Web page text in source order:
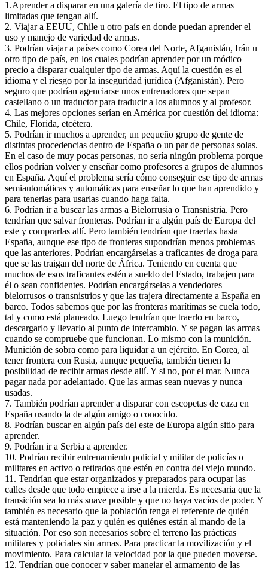
1.Aprender a disparar en una galería de tiro. El tipo de armas
limitadas que tengan allí.
2. Viajar a EEUU, Chile u otro país en donde puedan aprender el
uso y manejo de variedad de armas.
3. Podrían viajar a países como Corea del Norte, Afganistán, Irán u
otro tipo de país, en los cuales podrían aprender por un módico
precio a disparar cualquier tipo de armas. Aquí la cuestión es el
idioma y el riesgo por la inseguridad jurídica (Afganistán). Pero
seguro que podrían agenciarse unos entrenadores que sepan
castellano o un traductor para traducir a los alumnos y al profesor.
4. Las mejores opciones serían en América por cuestión del idioma:
Chile, Florida, etcétera.
5. Podrían ir muchos a aprender, un pequeño grupo de gente de
distintas procedencias dentro de España o un par de personas solas.
En el caso de muy pocas personas, no sería ningún problema porque
ellos podrían volver y enseñar como profesores a grupos de alumnos
en España. Aquí el problema sería cómo conseguir ese tipo de armas
semiautomáticas y automáticas para enseñar lo que han aprendido y
para tenerlas para usarlas cuando haga falta.
6. Podrían ir a buscar las armas a Bielorrusia o Transnistria. Pero
tendrían que salvar fronteras. Podrían ir a algún país de Europa del
este y comprarlas allí. Pero también tendrían que traerlas hasta
España, aunque ese tipo de fronteras supondrían menos problemas
que las anteriores. Podrían encargárselas a traficantes de droga para
que se las traigan del norte de África. Teniendo en cuenta que
muchos de esos traficantes estén a sueldo del Estado, trabajen para
él o sean confidentes. Podrían encargárselas a vendedores
bielorrusos o transnistrios y que las trajera directamente a España en
barco. Todos sabemos que por las fronteras marítimas se cuela todo,
tal y como está planeado. Luego tendrían que traerlo en barco,
descargarlo y llevarlo al punto de intercambio. Y se pagan las armas
cuando se compruebe que funcionan. Lo mismo con la munición.
Munición de sobra como para liquidar a un ejército. En Corea, al
tener frontera con Rusia, aunque pequeña, también tienen la
posibilidad de recibir armas desde allí. Y si no, por el mar. Nunca
pagar nada por adelantado. Que las armas sean nuevas y nunca
usadas.
7. También podrían aprender a disparar con escopetas de caza en
España usando la de algún amigo o conocido.
8. Podrían buscar en algún país del este de Europa algún sitio para
aprender.
9. Podrían ir a Serbia a aprender.
10. Podrían recibir entrenamiento policial y militar de policías o
militares en activo o retirados que estén en contra del viejo mundo.
11. Tendrían que estar organizados y preparados para ocupar las
calles desde que todo empiece a irse a la mierda. Es necesaria que la
transición sea lo más suave posible y que no haya vacíos de poder. Y
también es necesario que la población tenga el referente de quién
está manteniendo la paz y quién es quiénes están al mando de la
situación. Por eso son necesarios sobre el terreno las prácticas
militares y policiales sin armas. Para practicar la movilización y el
movimiento. Para calcular la velocidad por la que pueden moverse.
12. Tendrían que conocer y saber manejar el armamento de las